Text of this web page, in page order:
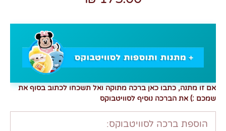
אם זו מתנה, כתבו כאן ברכה מתוקה ואל תשכחו לכתוב בסוף את
שמכם :) את הברכה נוסיף לסוויטבוקס
הוספת ברכה לסוויטבוקס: